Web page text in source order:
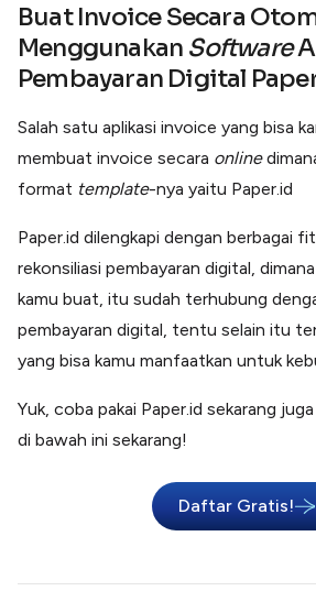
Buat Invoice Secara
Menggunakan Software
Pembayaran Digital
Salah satu aplikasi invoice yang bisa
membuat invoice secara online
format template-nya yaitu Paper.id
Paper.id dilengkapi dengan berbagai
rekonsiliasi pembayaran digital,
kamu buat, itu sudah terhubung
pembayaran digital, tentu selain itu
yang bisa kamu manfaatkan untuk
Yuk, coba pakai Paper.id sekarang
di bawah ini sekarang!
Daftar Gratis!